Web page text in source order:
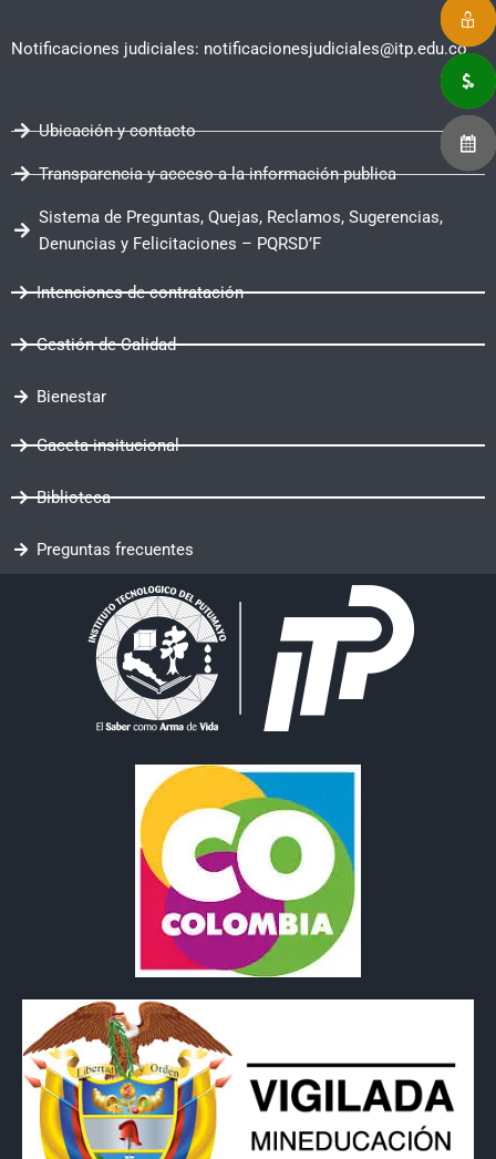
Notificaciones judiciales: notificacionesjudiciales@itp.edu.co
Ubicación y contacto
Transparencia y acceso a la información publica
Sistema de Preguntas, Quejas, Reclamos, Sugerencias,
Denuncias y Felicitaciones – PQRSD’F
Intenciones de contratación
Gestión de Calidad
Bienestar
Gaceta insitucional
Biblioteca
Preguntas frecuentes